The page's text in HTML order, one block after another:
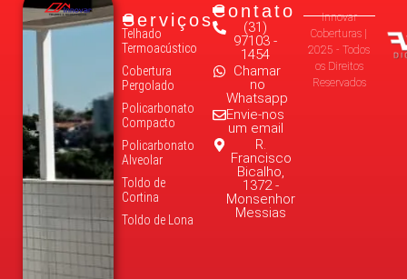
Serviços
Telhado
Termoacústico
Cobertura
Pergolado
Policarbonato
Compacto
Policarbonato
Alveolar
Toldo de
Cortina
Toldo de Lona
Contato
(31)
97103 -
1454
Chamar
no
Whatsapp
Envie-nos
um email
R.
Francisco
Bicalho,
1372 -
Monsenhor
Messias
Innovar
Coberturas |
2025 - Todos
os Direitos
Reservados